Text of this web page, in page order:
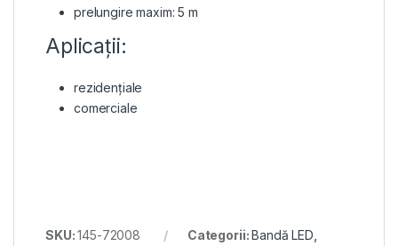
prelungire maxim: 5 m
Aplicații:
rezidențiale
comerciale
SKU:145-72008 Categorii:Bandă LED